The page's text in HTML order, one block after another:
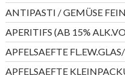
ANTIPASTI / GEMÜSE
APERITIFS (AB 15%
APFELSAEFTE
APFELSAEFTE